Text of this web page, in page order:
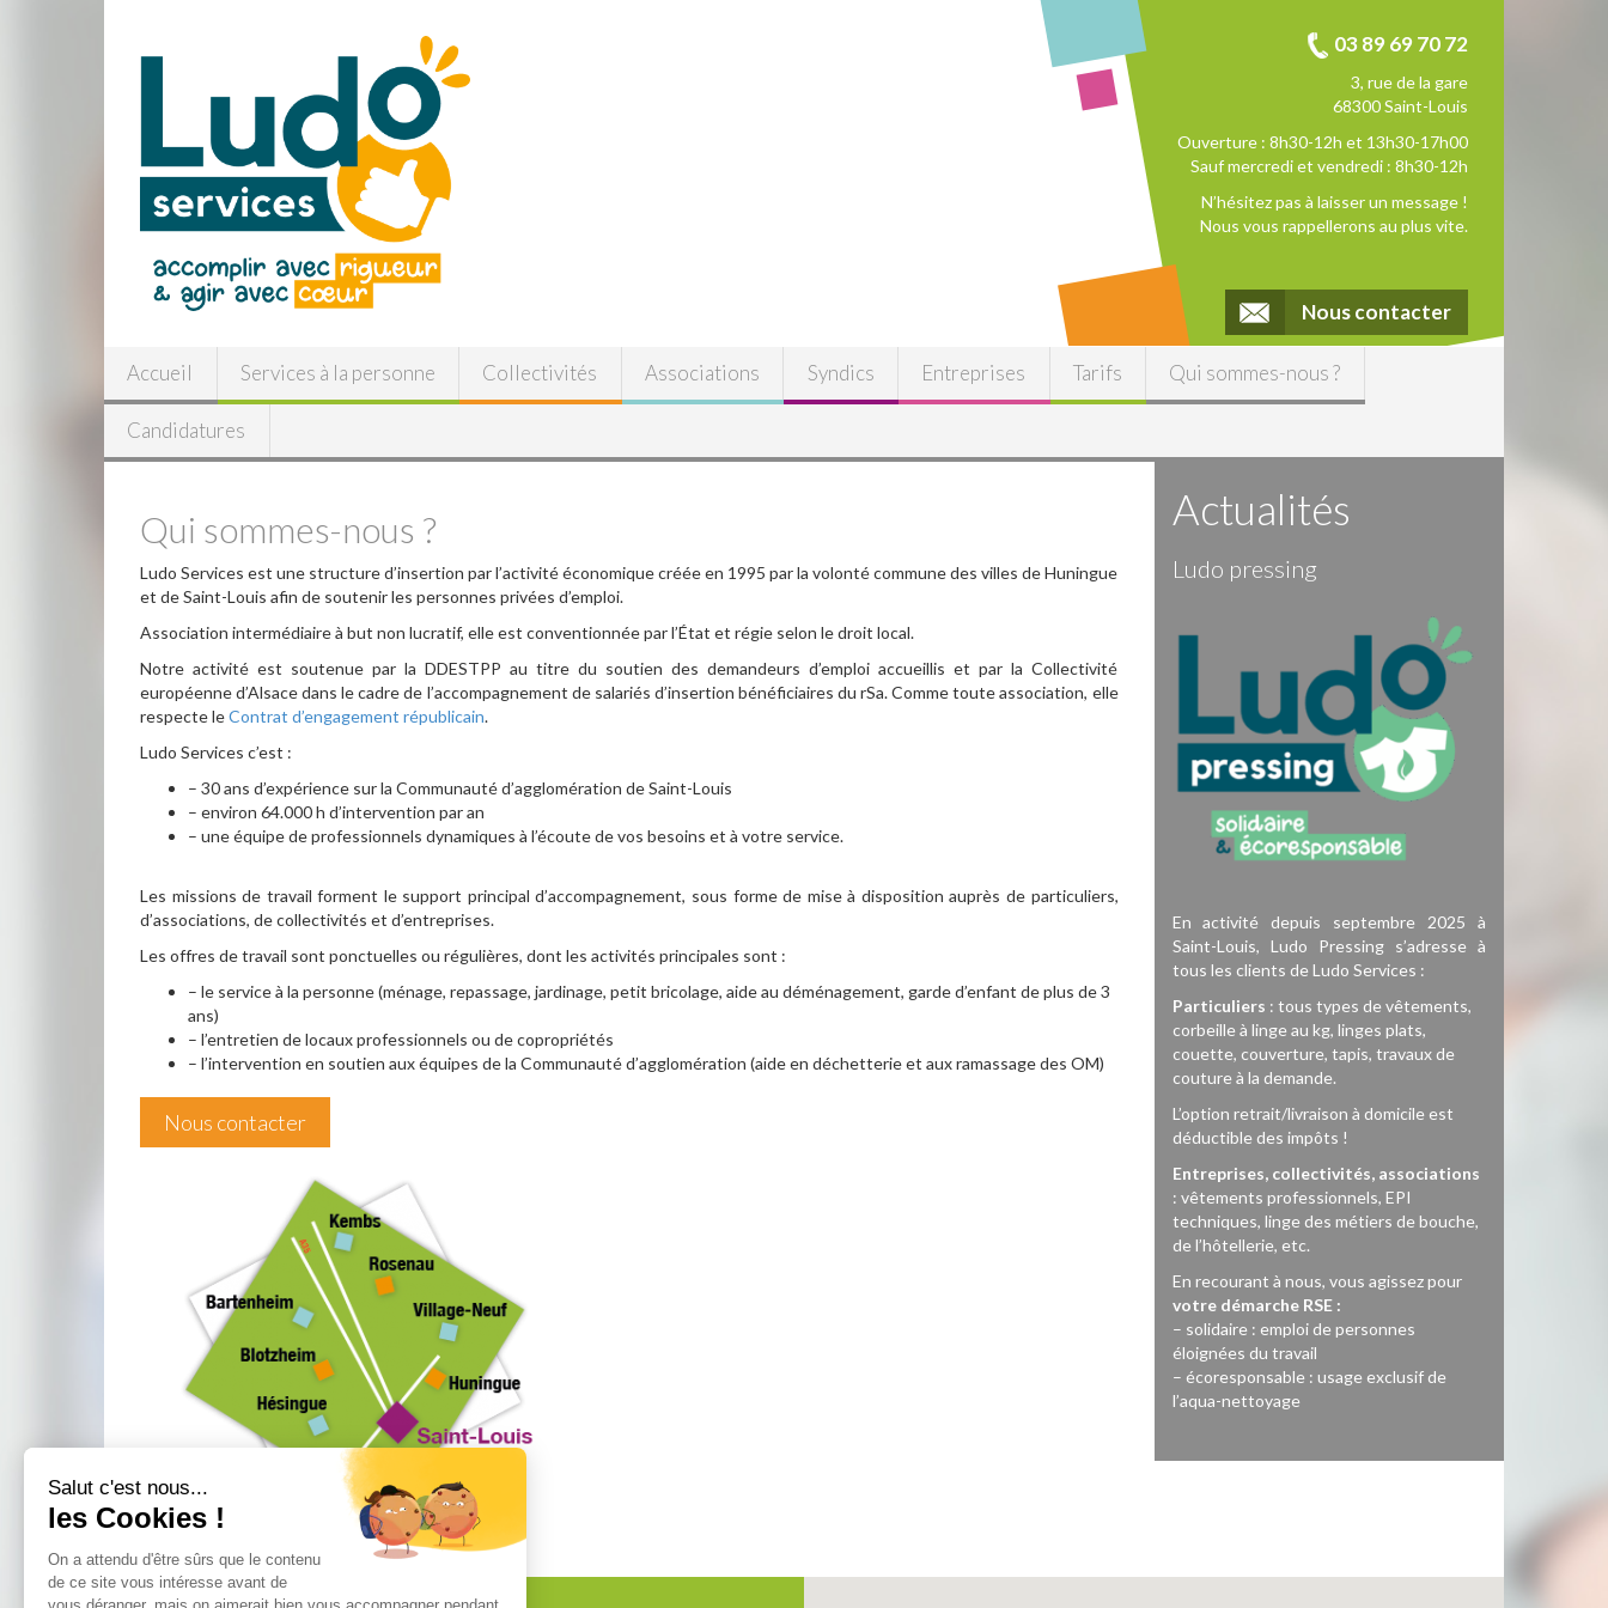
03 89 69 70 72
3, rue de la gare
68300 Saint-Louis
Ouverture : 8h30-12h et 13h30-17h00
Sauf mercredi et vendredi : 8h30-12h
N’hésitez pas à laisser un message !
Nous vous rappellerons au plus vite.
Nous contacter
Accueil Services à la personne Collectivités Associations Syndics Entreprises Tarifs Qui sommes-nous ?
Candidatures
Qui sommes-nous ?
Ludo Services est une structure d’insertion par l’activité économique créée en 1995 par la volonté commune des villes de Huningue
et de Saint-Louis afin de soutenir les personnes privées d’emploi.
Association intermédiaire à but non lucratif, elle est conventionnée par l’État et régie selon le droit local.
Notre activité est soutenue par la DDESTPP au titre du soutien des demandeurs d’emploi accueillis et par la Collectivité
européenne d’Alsace dans le cadre de l’accompagnement de salariés d’insertion bénéficiaires du rSa. Comme toute association, elle
respecte leContrat d’engagement républicain.
Ludo Services c’est :
– 30 ans d’expérience sur la Communauté d’agglomération de Saint-Louis
– environ 64.000 h d’intervention par an
– une équipe de professionnels dynamiques à l’écoute de vos besoins et à votre service.
Les missions de travail forment le support principal d’accompagnement, sous forme de mise à disposition auprès de particuliers,
d’associations, de collectivités et d’entreprises.
Les offres de travail sont ponctuelles ou régulières, dont les activités principales sont :
– le service à la personne (ménage, repassage, jardinage, petit bricolage, aide au déménagement, garde d’enfant de plus de 3
ans)
– l’entretien de locaux professionnels ou de copropriétés
– l’intervention en soutien aux équipes de la Communauté d’agglomération (aide en déchetterie et aux ramassage des OM)
Nous contacter
Actualités
Ludo pressing
En activité depuis septembre 2025 à
Saint-Louis, Ludo Pressing s’adresse à
tous les clients de Ludo Services :
Particuliers : tous types de vêtements,
corbeille à linge au kg, linges plats,
couette, couverture, tapis, travaux de
couture à la demande.
L’option retrait/livraison à domicile est
déductible des impôts !
Entreprises, collectivités, associations
: vêtements professionnels, EPI
techniques, linge des métiers de bouche,
de l’hôtellerie, etc.
En recourant à nous, vous agissez pour
votre démarche RSE :
– solidaire : emploi de personnes
éloignées du travail
– écoresponsable : usage exclusif de
l’aqua-nettoyage